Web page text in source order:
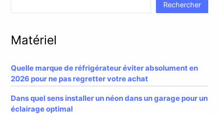
Rechercher
Matériel
Quelle marque de réfrigérateur éviter absolument en
2026 pour ne pas regretter votre achat
Dans quel sens installer un néon dans un garage pour un
éclairage optimal